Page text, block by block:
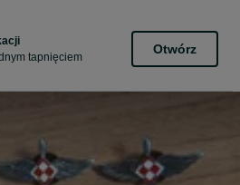
tapnięciem
Otwórz